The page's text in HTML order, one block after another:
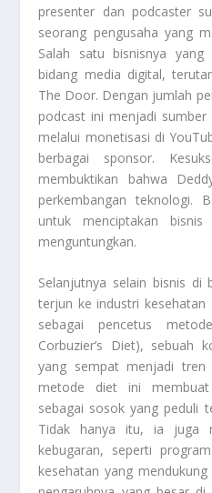
presenter dan podcaster
seorang pengusaha yang
Salah satu bisnisnya
bidang media digital,
The Door. Dengan jumlah
podcast ini menjadi
melalui monetisasi di
berbagai sponsor.
membuktikan bahwa
perkembangan teknologi.
untuk menciptakan
menguntungkan.
Selanjutnya selain bisnis di
terjun ke industri kesehatan
sebagai pencetus
Corbuzier’s Diet), sebuah
yang sempat menjadi tren
metode diet ini
sebagai sosok yang peduli
Tidak hanya itu, ia juga
kebugaran, seperti
kesehatan yang